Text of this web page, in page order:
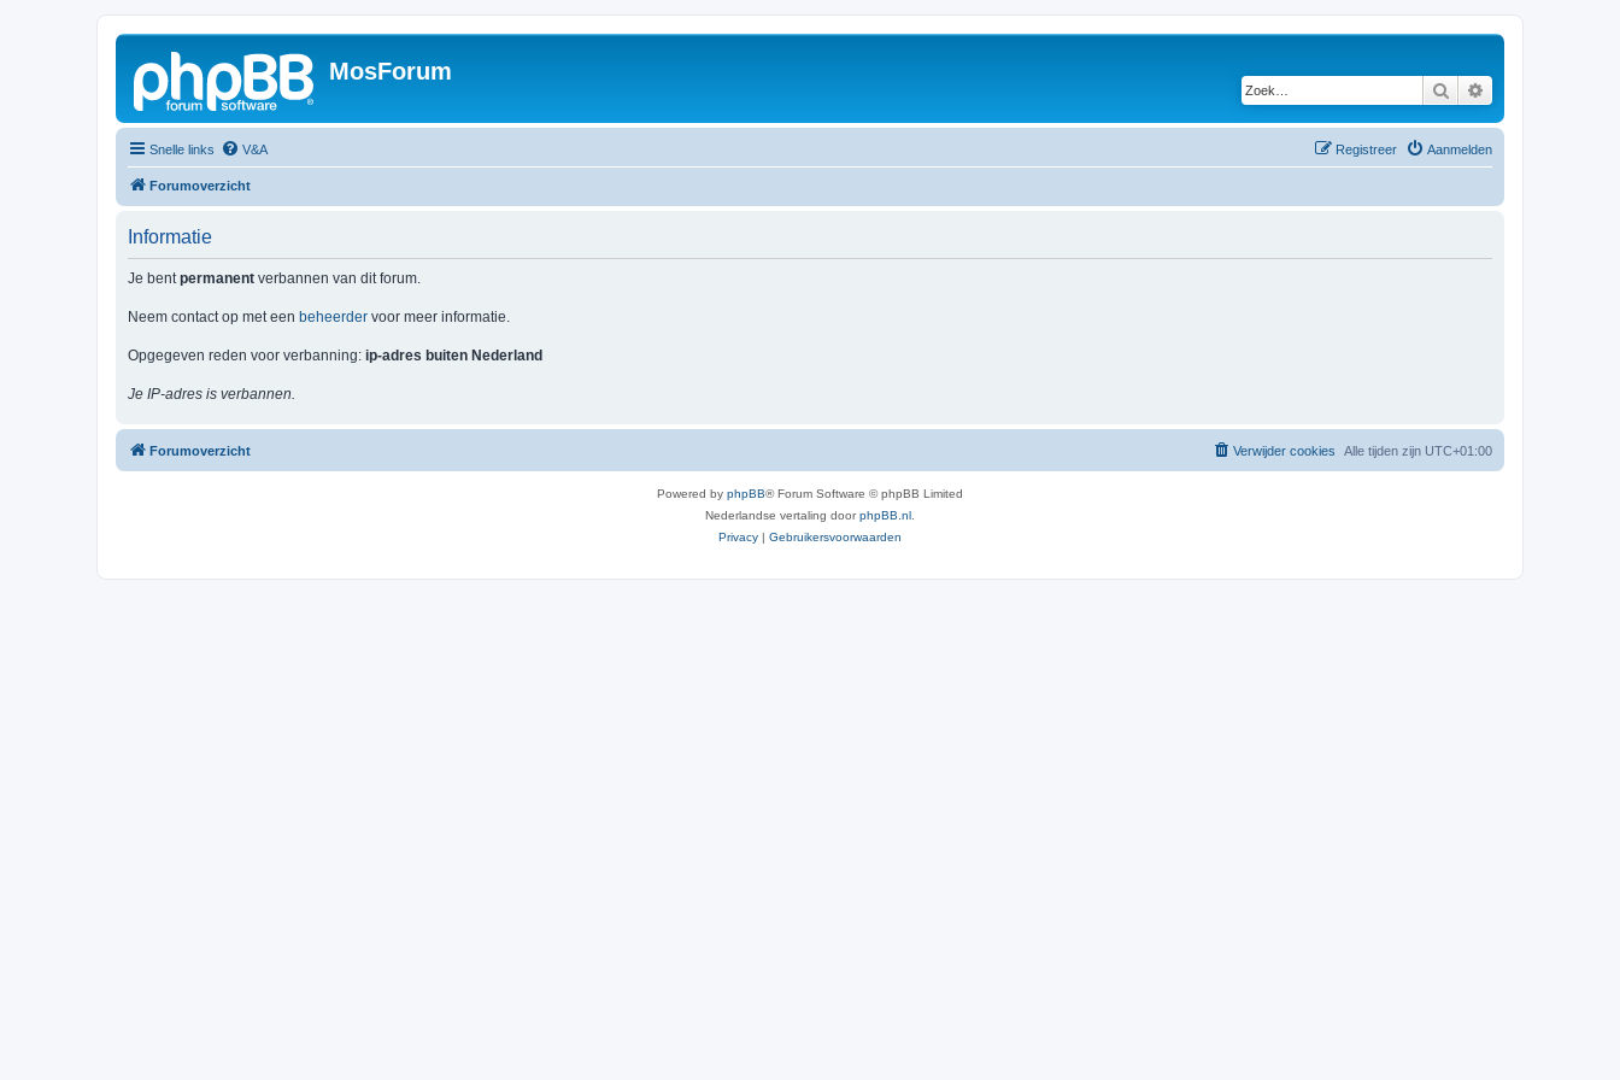
MosForum
Zoek
Snelle links V&A Aanmelden
Registreer
Forumoverzicht
Informatie
Je bentpermanent verbannen van dit forum.
Neem contact op met een beheerder voor meer informatie.
Opgegeven reden voor verbanning: ip-adres buiten Nederland
Je IP-adres is verbannen.
Forumoverzicht Alle tijden zijn UTC+01:00
Verwijder cookies
Powered by phpBB® Forum Software © phpBB Limited
Nederlandse vertaling doorphpBB.nl
Privacy | Gebruikersvoorwaarden